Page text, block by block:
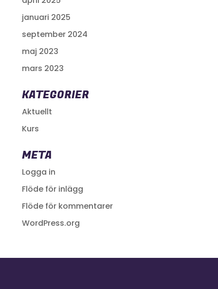
januari 2025
september 2024
maj 2023
mars 2023
KATEGORIER
Aktuellt
Kurs
META
Logga in
Flöde för inlägg
Flöde för kommentarer
WordPress.org